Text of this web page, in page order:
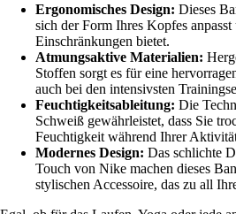
Ergonomisches Design: Dieses
sich der Form Ihres Kopfes
Einschränkungen bietet.
Atmungsaktive Materialien:
Stoffen sorgt es für eine
auch bei den intensivsten
Feuchtigkeitsableitung: Die
Schweiß gewährleistet, dass Sie
Feuchtigkeit während Ihrer
Modernes Design: Das schlichte
Touch von Nike machen dieses
stylischen Accessoire, das zu all